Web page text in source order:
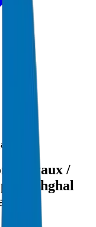
Tuyaux /
Ashghal
?